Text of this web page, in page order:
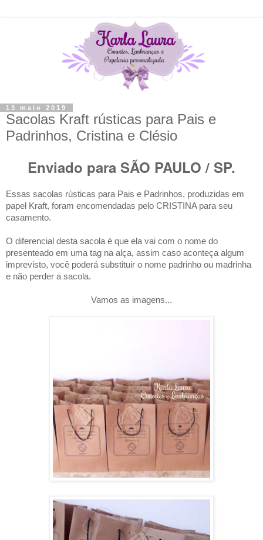
13 maio 2019
Sacolas Kraft rústicas para Pais e
Padrinhos, Cristina e Clésio
Enviado para SÃO PAULO / SP.
Essas sacolas rústicas para Pais e Padrinhos, produzidas em
papel Kraft, foram encomendadas pelo CRISTINA para seu
casamento.
O diferencial desta sacola é que ela vai com o nome do
presenteado em uma tag na alça, assim caso aconteça algum
imprevisto, você poderá substituir o nome padrinho ou madrinha
e não perder a sacola.
Vamos as imagens...